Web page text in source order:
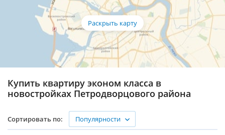
Купить квартиру эконом класса в
новостройках Петродворцового района
Сортировать по: Популярности